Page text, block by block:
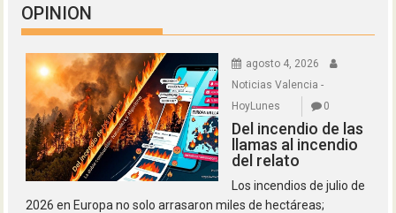
OPINION
agosto 4, 2026
Noticias Valencia -
HoyLunes
0
Del incendio de las
llamas al incendio
del relato
Los incendios de julio de
2026 en Europa no solo arrasaron miles de hectáreas;